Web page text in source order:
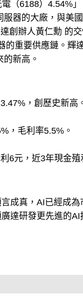
（6188）4.54%
器的大廠，與美
創辦人黃仁勳 的
重要供應鏈。輝
新高。
，創歷史新
，毛利率5.5%。
6元，近3年現金殖
成真，AI已經成
達研發更先進的